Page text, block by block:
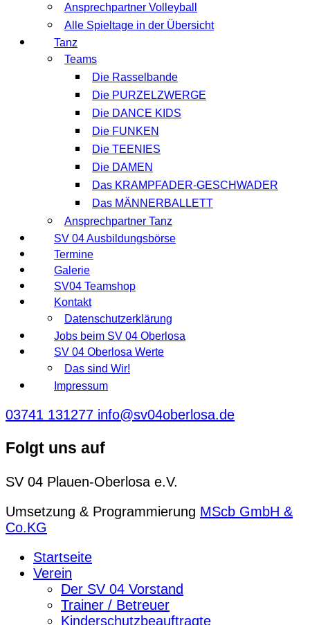
Ansprechpartner Volleyball
Alle Spieltage in der Übersicht
Tanz
Teams
Die Rasselbande
Die PURZELZWERGE
Die DANCE KIDS
Die FUNKEN
Die TEENIES
Die DAMEN
Das KRAMPFADER-GESCHWADER
Das MÄNNERBALLETT
Ansprechpartner Tanz
SV 04 Ausbildungsbörse
Termine
Galerie
SV04 Teamshop
Kontakt
Datenschutzerklärung
Jobs beim SV 04 Oberlosa
SV 04 Oberlosa Werte
Das sind Wir!
Impressum
03741 131277 info@sv04oberlosa.de
Folgt uns auf
SV 04 Plauen-Oberlosa e.V.
Umsetzung & Programmierung MScb GmbH &
Co.KG
Startseite
Verein
Der SV 04 Vorstand
Trainer / Betreuer
Kinderschutzbeauftragte